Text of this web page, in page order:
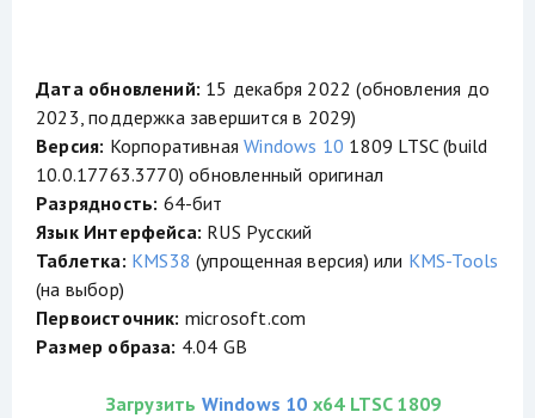
Дата обновлений: 15 декабря 2022 (обновления до
2023, поддержка завершится в 2029)
Версия: КорпоративнаяWindows 10 1809 LTSC (build
10.0.17763.3770) обновленный оригинал
Разрядность: 64-бит
Язык Интерфейса: RUS Русский
Таблетка: KMS38 (упрощенная версия) или KMS-Tools
(на выбор)
Первоисточник: microsoft.com
Размер образа: 4.04 GB
Загрузить Windows 10 x64 LTSC 1809